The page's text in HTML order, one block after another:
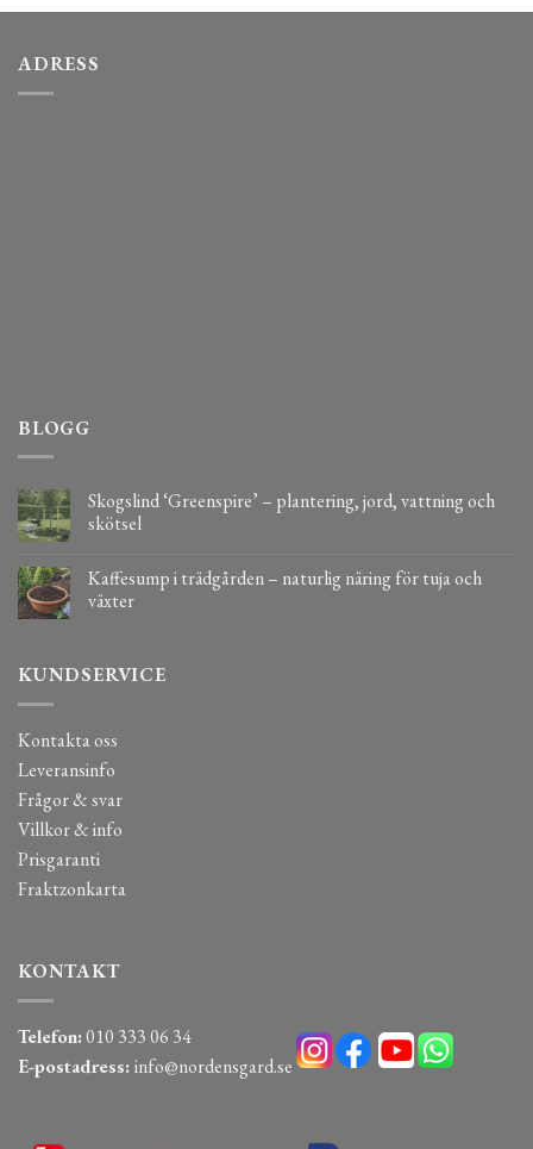
ADRESS
BLOGG
Skogslind ‘Greenspire’ – plantering, jord, vattning och
skötsel
Kaffesump i trädgården – naturlig näring för tuja och
växter
KUNDSERVICE
Kontakta oss
Leveransinfo
Frågor & svar
Villkor & info
Prisgaranti
Fraktzonkarta
KONTAKT
Telefon:010 333 06 34
E-postadress: info@nordensgard.se